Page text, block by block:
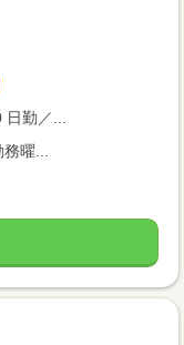
勤／...
曜...